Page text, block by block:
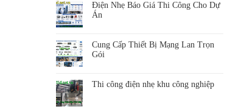
Điện Nhẹ Báo Giá Thi Công Cho Dự
Án
Cung Cấp Thiết Bị Mạng Lan Trọn
Gói
Thi công điện nhẹ khu công nghiệp